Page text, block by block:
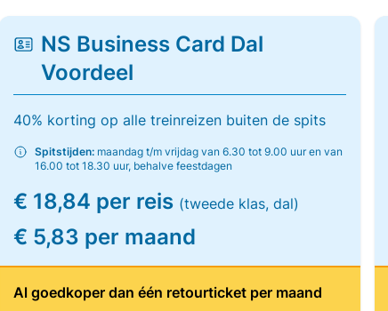
NS Business Card Dal
Voordeel
40% korting op alle treinreizen buiten de spits
Spitstijden: maandag t/m vrijdag van 6.30 tot 9.00 uur en van
16.00 tot 18.30 uur, behalve feestdagen
€ 18,84 per reis (tweede klas, dal)
€ 5,83 per maand
Al goedkoper dan één retourticket per maand